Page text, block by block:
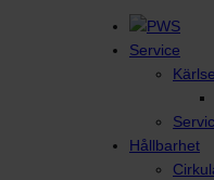
Service
Hållbarhet